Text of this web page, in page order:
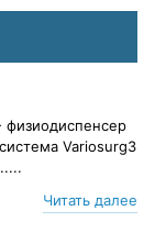
Variosurg3
Читать далее